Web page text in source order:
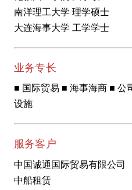
南洋理工大学 理学硕士
大连海事大学 工学学士
业务专长
■ 国际贸易 ■ 海事海商 ■ 公
设施
服务客户
中国诚通国际贸易有限公司
中船租赁